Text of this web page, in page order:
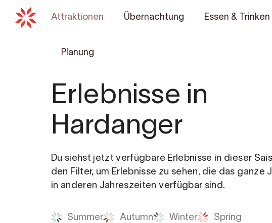
Attraktionen Übernachtung Essen & Trinken
Planung
Erlebnisse in
Hardanger
Du siehst jetzt verfügbare Erlebnisse in dieser
den Filter, um Erlebnisse zu sehen, die das ganze
in anderen Jahreszeiten verfügbar sind.
Summer Autumn Winter Spring